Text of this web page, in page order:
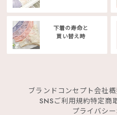
下着の寿命と
買い替え時
ブランドコンセプト会社
SNSご利用規約特定商
プライバシ